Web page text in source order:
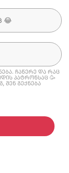
ჩაწერე და რაც
პატრონსაც 🥳
შენ გექნება